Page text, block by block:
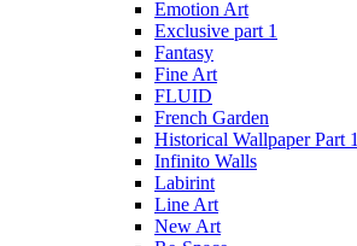
Emotion Art
Exclusive part 1
Fantasy
Fine Art
FLUID
French Garden
Historical Wallpaper Part 1
Infinito Walls
Labirint
Line Art
New Art